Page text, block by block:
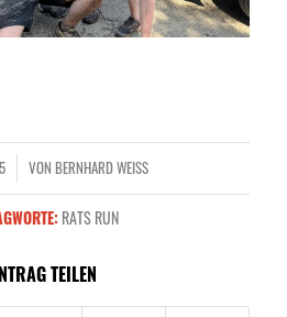
VON BERNHARD WEISS
RATS RUN
TEILEN